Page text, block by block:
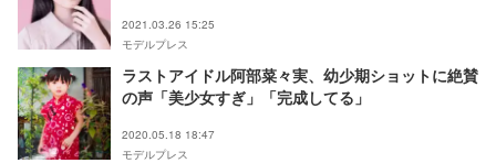
2021.03.26 15:25
モデルプレス
ラストアイドル阿部菜々実、幼少期ショットに絶賛
の声「美少女すぎ」「完成してる」
2020.05.18 18:47
モデルプレス